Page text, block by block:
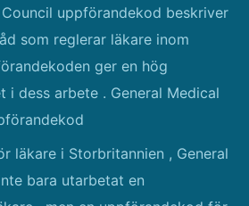
uppförandekod beskriver
som reglerar läkare inom
ger en hög
i dess arbete . General Medical
läkare i Storbritannien , General
bara utarbetat en